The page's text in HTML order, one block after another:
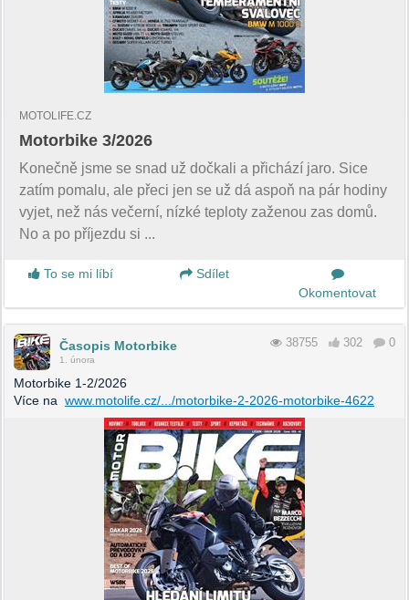
MOTOLIFE.CZ
Motorbike 3/2026
Konečně jsme se snad už dočkali a přichází jaro. Sice
zatím pomalu, ale přeci jen se už dá aspoň na pár hodiny
vyjet, než nás večerní, nízké teploty zaženou zas domů.
No a po příjezdu si ...
To se mi líbí
Sdílet
Okomentovat
Časopis Motorbike
1. února
38755 302 0
Motorbike 1-2/2026
Více na www.motolife.cz/.../motorbike-2-2026-motorbike-4622